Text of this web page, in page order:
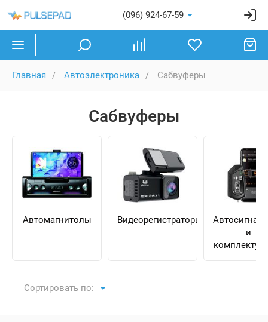
(096) 924-67-59
Главная Автоэлектроника Сабвуферы
Сабвуферы
Автомагнитолы Видеорегистраторы
и
Сортировать по: